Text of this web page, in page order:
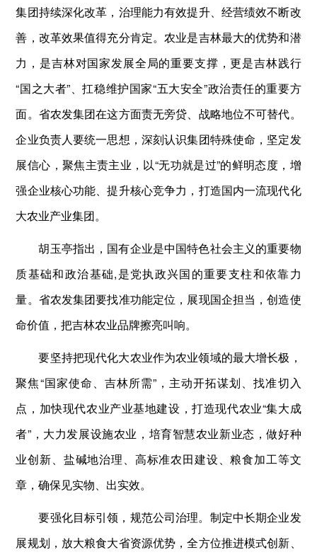
集团持续深化改革，治理能力有效提升、经营绩效不断改
善，改革效果值得充分肯定。农业是吉林最大的优势和潜
力，是吉林对国家发展全局的重要支撑，更是吉林践行
“国之大者”、扛稳维护国家“五大安全”政治责任的重要方
面。省农发集团在这方面责无旁贷、战略地位不可替代。
企业负责人要统一思想，深刻认识集团特殊使命，坚定发
展信心，聚焦主责主业，以“无功就是过”的鲜明态度，增
强企业核心功能、提升核心竞争力，打造国内一流现代化
大农业产业集团。
胡玉亭指出，国有企业是中国特色社会主义的重要物
质基础和政治基础,是党执政兴国的重要支柱和依靠力
量。省农发集团要找准功能定位，展现国企担当，创造使
命价值，把吉林农业品牌擦亮叫响。
要坚持把现代化大农业作为农业领域的最大增长极，
聚焦“国家使命、吉林所需”，主动开拓谋划、找准切入
点，加快现代农业产业基地建设，打造现代农业“集大成
者”，大力发展设施农业，培育智慧农业新业态，做好种
业创新、盐碱地治理、高标准农田建设、粮食加工等文
章，确保见实物、出实效。
要强化目标引领，规范公司治理。制定中长期企业发
展规划，放大粮食大省资源优势，全方位推进模式创新、